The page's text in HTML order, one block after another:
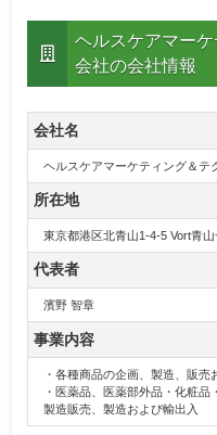
ヘルスケアマー
会社の会社情報
会社名
ヘルスケアマーケティング＆テ
所在地
東京都港区北青山1-4-5 Vort青
代表者
濱野 智章
事業内容
・各種商品の企画、製造、販売
・医薬品、医薬部外品・化粧品
製造販売、製造および輸出入